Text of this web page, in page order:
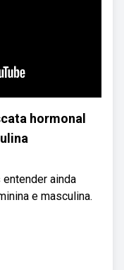
hormonal
ainda
e masculina.